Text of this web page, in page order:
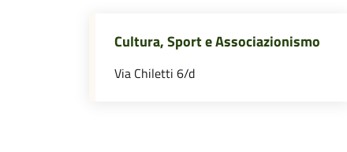
Cultura, Sport e Associazionismo
Via Chiletti 6/d